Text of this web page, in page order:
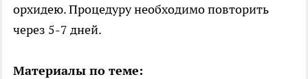
орхидею. Процедуру необходимо повторить
через 5-7 дней.
Материалы по теме: